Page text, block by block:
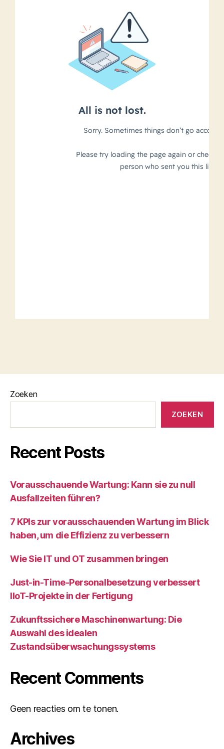
Zoeken
ZOEKEN
Recent Posts
Vorausschauende Wartung: Kann sie zu null
Ausfallzeiten führen?
7 KPIs zur vorausschauenden Wartung im Blick
haben, um die Effizienz zu verbessern
Wie Sie IT und OT zusammen bringen
Just-in-Time-Personalbesetzung verbessert
IIoT-Projekte in der Fertigung
Zukunftssichere Maschinenwartung: Die
Auswahl des idealen
Zustandsüberwsachungssystems
Recent Comments
Geen reacties om te tonen.
Archives